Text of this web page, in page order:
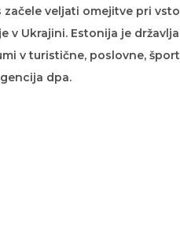
začele veljati omejitve pri
v Ukrajini. Estonija je
v turistične, poslovne,
dpa.